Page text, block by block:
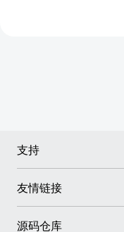
支持
友情链接
源码仓库